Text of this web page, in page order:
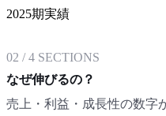
2025期実績
02 /4 SECTIONS
なぜ伸びるの？
売上・利益・成長性の数字